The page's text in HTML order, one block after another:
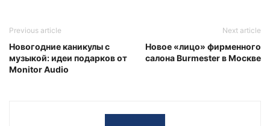
Previous article
Новогодние каникулы с
музыкой: идеи подарков от
Monitor Audio
Next article
Новое «лицо» фирменного
салона Burmester в Москве